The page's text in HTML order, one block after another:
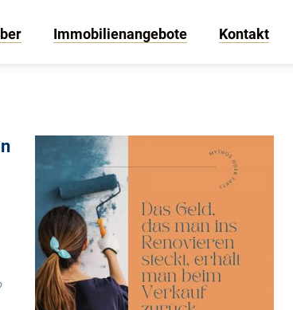
Immobilienangebote Kontakt